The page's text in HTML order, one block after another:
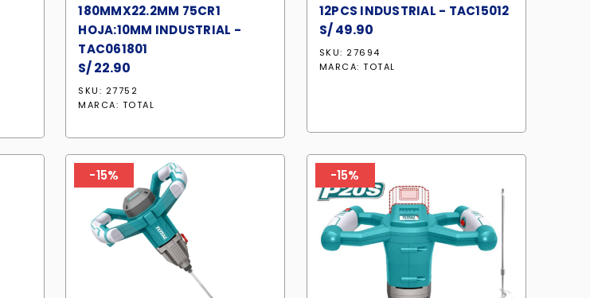
180MMX22.2MM 75CR1
HOJA:10MM INDUSTRIAL -
TAC061801
S/22.90
SKU: 27752
MARCA: TOTAL
12PCS INDUSTRIAL - TAC15012
S/49.90
SKU: 27694
MARCA:TOTAL
-15% -15%